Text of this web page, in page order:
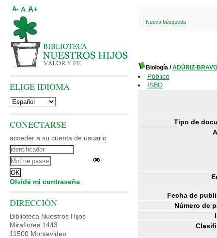
Nueva búsqueda
Biología /ADÚRIZ-
Público
ISBD
Tipo de
Fecha de
Número de
A- A A+
ELIGE IDIOMA
CONECTARSE
acceder a su cuenta de usuario
Olvidé mi contraseña
DIRECCIÓN
Biblioteca Nuestros Hijos
Miraflores 1443
11500 Montevideo